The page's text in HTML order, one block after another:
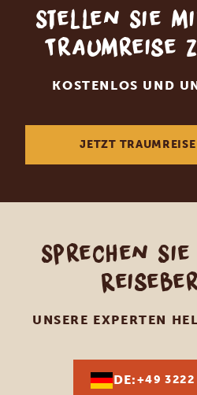
Stellen Sie
Traumreise
KOSTENLOS UND
JETZT
Sprechen
UNSERE EXPERTEN
DE:+49